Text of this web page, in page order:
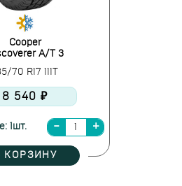
Cooper
A/T 3
70 R17 111T
8 540 ₽
1шт.
КОРЗИНУ